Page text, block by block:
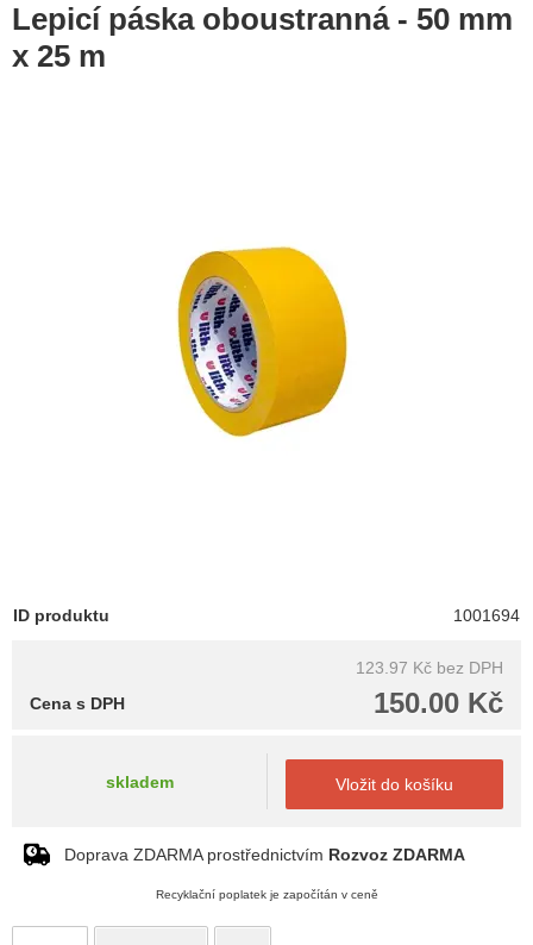
Lepicí páska oboustranná - 50 mm
x 25 m
ID produktu 1001694
123.97 Kč bez DPH
150.00 Kč
Cena s DPH
skladem Vložit do košíku
Doprava ZDARMA prostřednictvím Rozvoz ZDARMA
Recyklační poplatek je započítán v ceně